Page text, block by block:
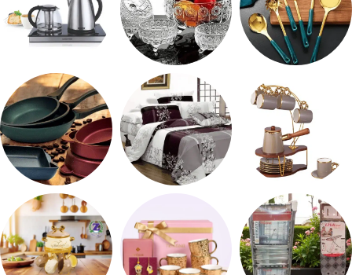
طقم خشاف ادوات كهربائية
طقم قهوه وشاي مقلايه وطاجن